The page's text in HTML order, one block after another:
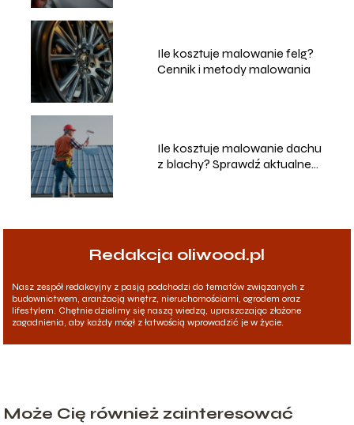
Ile kosztuje malowanie felg?
Cennik i metody malowania
Ile kosztuje malowanie dachu
z blachy? Sprawdź aktualne
Redakcja oliwood.pl
Nasz zespół redakcyjny z pasją podchodzi do tematów związanych z
budownictwem, aranżacją wnętrz, nieruchomościami, ogrodem oraz
lifestylem. Chętnie dzielimy się naszą wiedzą, upraszczając złożone
zagadnienia, aby każdy mógł z łatwością wprowadzić je w życie.
Może Cię również zainteresować